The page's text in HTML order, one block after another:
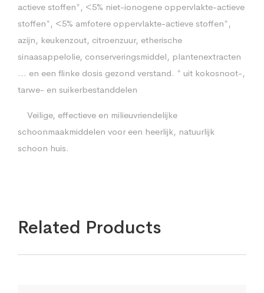
actieve stoffen*, <5% niet-ionogene oppervlakte-actieve
stoffen*, <5% amfotere oppervlakte-actieve stoffen*,
azijn, keukenzout, citroenzuur, etherische
sinaasappelolie, conserveringsmiddel, plantenextracten
… en een flinke dosis gezond verstand. * uit kokosnoot-,
tarwe- en suikerbestanddelen
Veilige, effectieve en milieuvriendelijke
schoonmaakmiddelen voor een heerlijk, natuurlijk
schoon huis.
Related Products